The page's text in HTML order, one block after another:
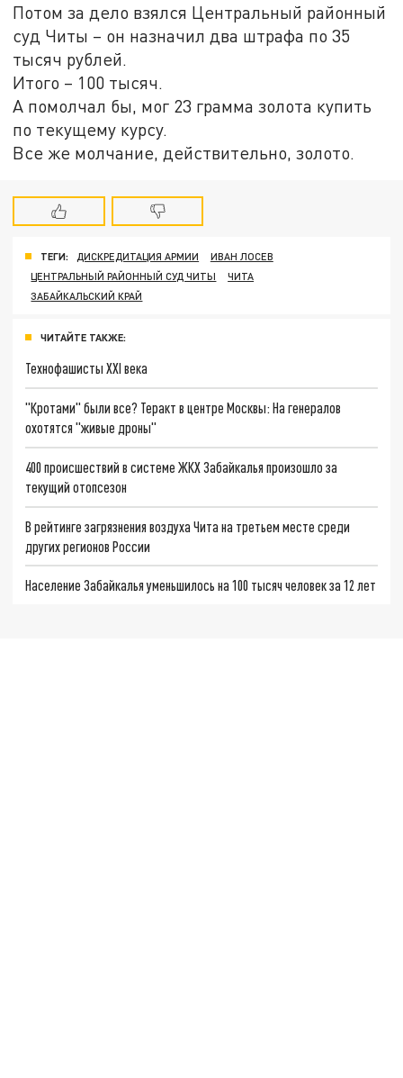
Потом за дело взялся Центральный районный
суд Читы – он назначил два штрафа по 35
тысяч рублей.
Итого – 100 тысяч.
А помолчал бы, мог 23 грамма золота купить
по текущему курсу.
Все же молчание, действительно, золото.
ТЕГИ: ДИСКРЕДИТАЦИЯ АРМИИ
ИВАН ЛОСЕВ
ЦЕНТРАЛЬНЫЙ РАЙОННЫЙ СУД ЧИТЫ
ЧИТА
ЗАБАЙКАЛЬСКИЙ КРАЙ
ЧИТАЙТЕ ТАКЖЕ:
Технофашисты XXI века
"Кротами" были все? Теракт в центре Москвы: На генералов
охотятся "живые дроны"
400 происшествий в системе ЖКХ Забайкалья произошло за
текущий отопсезон
В рейтинге загрязнения воздуха Чита на третьем месте среди
других регионов России
Население Забайкалья уменьшилось на 100 тысяч человек за 12 лет